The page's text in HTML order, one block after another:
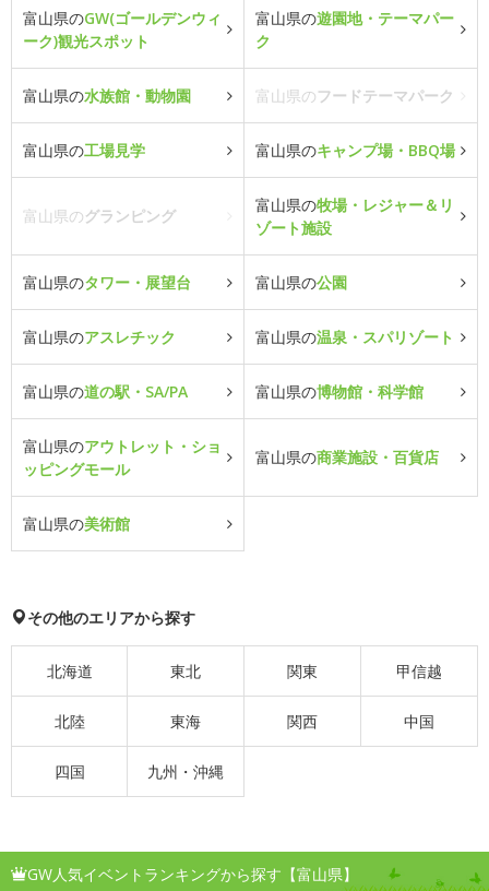
富山県のGW(ゴールデンウィ
ーク)観光スポット
富山県の遊園地・テーマパー
ク
富山県の水族館・動物園 富山県のフードテーマパーク
富山県の工場見学 富山県のキャンプ場・BBQ場
富山県のグランピング
富山県の牧場・レジャー＆リ
ゾート施設
富山県のタワー・展望台 富山県の公園
富山県のアスレチック 富山県の温泉・スパリゾート
富山県の道の駅・SA/PA 富山県の博物館・科学館
富山県のアウトレット・ショ
ッピングモール
富山県の商業施設・百貨店
富山県の美術館
その他のエリアから探す
北海道 東北 関東 甲信越
北陸 東海 関西 中国
四国 九州・沖縄
GW人気イベントランキングから探す【富山県】